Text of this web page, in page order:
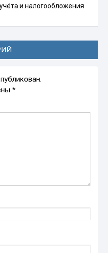
и налогообложения
*